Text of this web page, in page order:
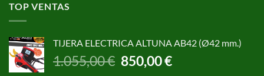
TOP VENTAS
TIJERA ELECTRICA ALTUNA AB42 (Ø42 mm.)
1.055,00€ El
precio
850,00€El
precio